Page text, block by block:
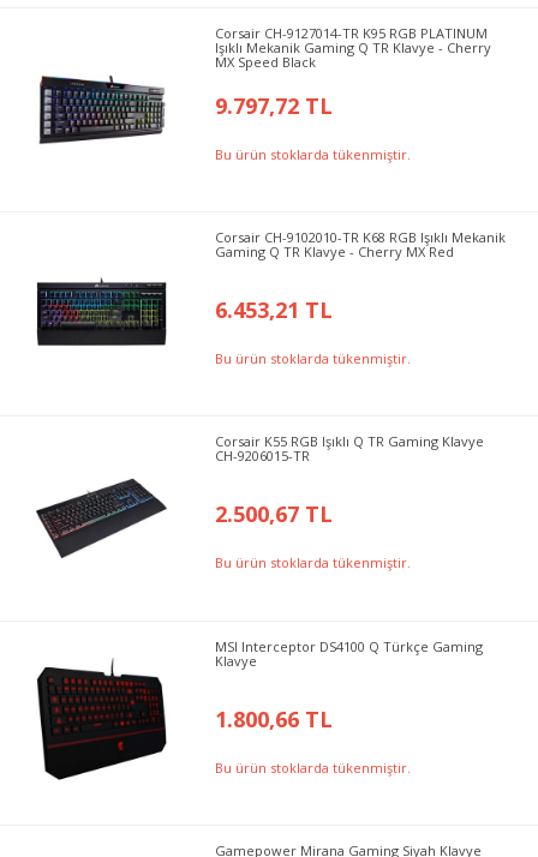
Corsair CH-9127014-TR K95 RGB PLATINUM
Işıklı Mekanik Gaming Q TR Klavye - Cherry
MX Speed Black
9.797,72 TL
Bu ürün stoklarda tükenmiştir.
Corsair CH-9102010-TR K68 RGB Işıklı Mekanik
Gaming Q TR Klavye - Cherry MX Red
6.453,21 TL
Bu ürün stoklarda tükenmiştir.
Corsair K55 RGB Işıklı Q TR Gaming Klavye
CH-9206015-TR
2.500,67 TL
Bu ürün stoklarda tükenmiştir.
MSI Interceptor DS4100 Q Türkçe Gaming
Klavye
1.800,66 TL
Bu ürün stoklarda tükenmiştir.
Gamepower Mirana Gaming Siyah Klavye